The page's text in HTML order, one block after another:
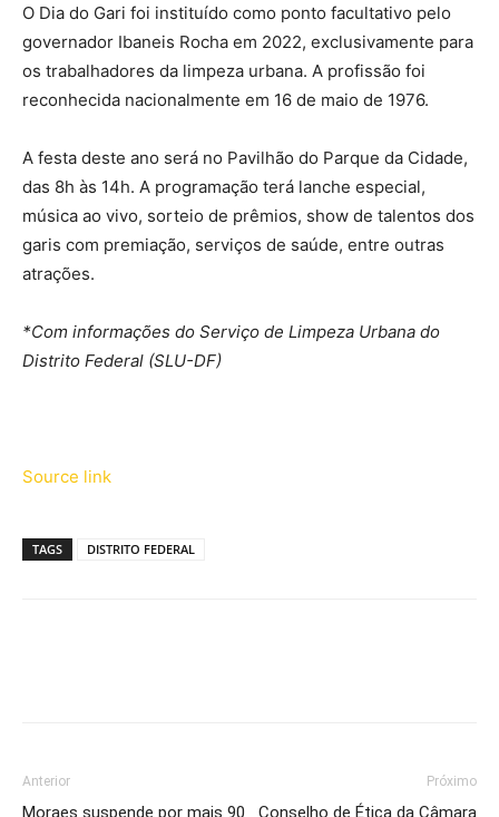
O Dia do Gari foi instituído como ponto facultativo pelo
governador Ibaneis Rocha em 2022, exclusivamente para
os trabalhadores da limpeza urbana. A profissão foi
reconhecida nacionalmente em 16 de maio de 1976.
A festa deste ano será no Pavilhão do Parque da Cidade,
das 8h às 14h. A programação terá lanche especial,
música ao vivo, sorteio de prêmios, show de talentos dos
garis com premiação, serviços de saúde, entre outras
atrações.
*Com informações do Serviço de Limpeza Urbana do
Distrito Federal (SLU-DF)
Source link
TAGS DISTRITO FEDERAL
Anterior
Moraes suspende por mais 90
Próximo
Conselho de Ética da Câmara